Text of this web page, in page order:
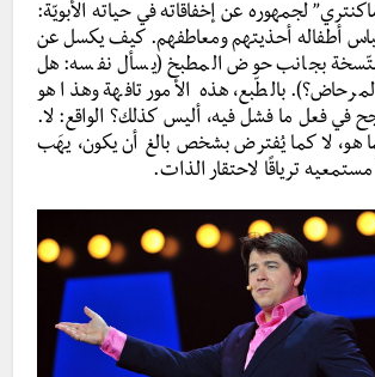
لجمهوره عن إخفاقاته في حياته الأبويّة:
أطفاله أحذيتهم ومعاطفهم. كيف يكسل عن
بجانب حوض المطبخ (يسأل نفسه: هل
بالطّبع، هذه الأمور تافهة وهذا هو
في فعل ما فشل فيه، أليس كذلك؟ الواقع: لا.
هو، لا كما يُفترض بشخص بالغ أن يكون، يهَب
ترياقًا لاحتقار الذات.